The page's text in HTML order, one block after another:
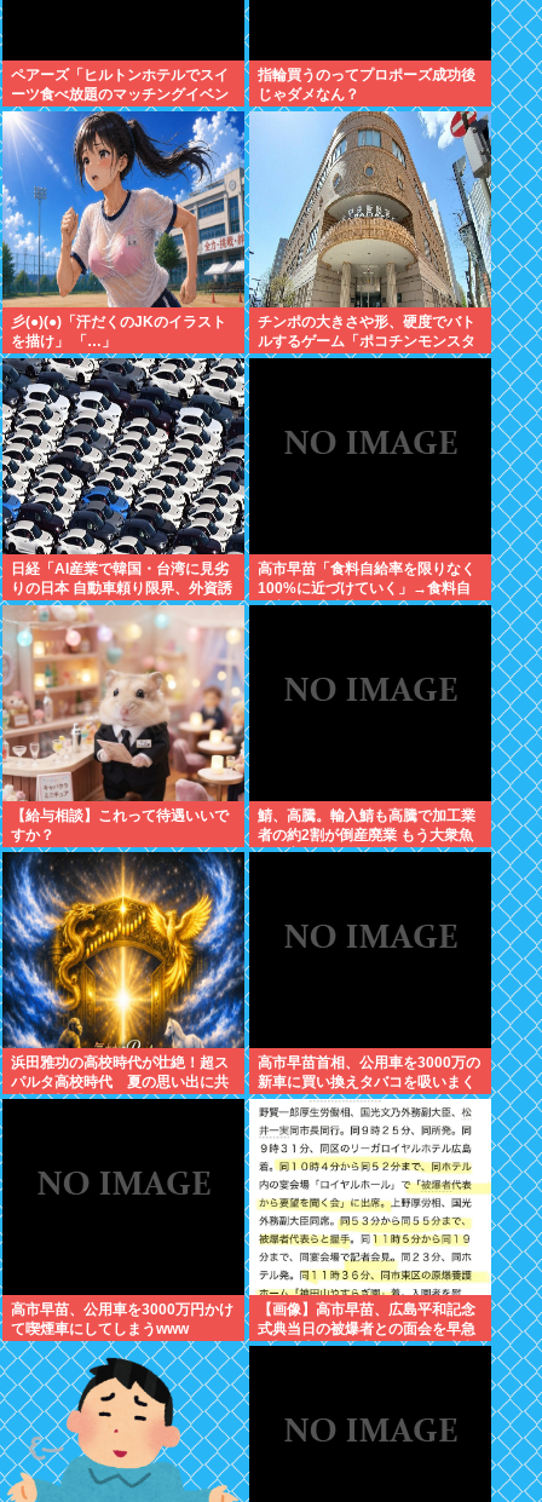
ペアーズ「ヒルトンホテルでスイ
ーツ食べ放題のマッチングイベン
トやるぞ。女2500円男7000円
な」→女だけ埋まるwww
指輪買うのってプロポーズ成功後
じゃダメなん？
彡(●)(●)「汗だくのJKのイラスト
を描け」 「…」
チンポの大きさや形、硬度でバト
ルするゲーム「ポコチンモンスタ
ー」を作ろうと思う
日経「AI産業で韓国・台湾に見劣
りの日本 自動車頼り限界、外資誘
致が必要」どう思う？
高市早苗「食料自給率を限りなく
100%に近づけていく」→食料自
給率が日本史上最低になってしま
【給与相談】これって待遇いいで
すか？
鯖、高騰。輸入鯖も高騰で加工業
者の約2割が倒産廃業 もう大衆魚
から高級魚へ…
浜田雅功の高校時代が壮絶！超ス
パルタ高校時代 夏の思い出に共
演者衝撃「ええ？」
高市早苗首相、公用車を3000万の
新車に買い換えタバコを吸いまく
っていた
高市早苗、公用車を3000万円かけ
て喫煙車にしてしまうwww
【画像】高市早苗、広島平和記念
式典当日の被爆者との面会を早急
に切り上げた理由は午後から東京